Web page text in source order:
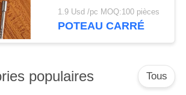
out inserts and Collars
Sleeve
1.9 Usd /pc MOQ:100 pièces
POTEAU CARRÉ
populaires Tous